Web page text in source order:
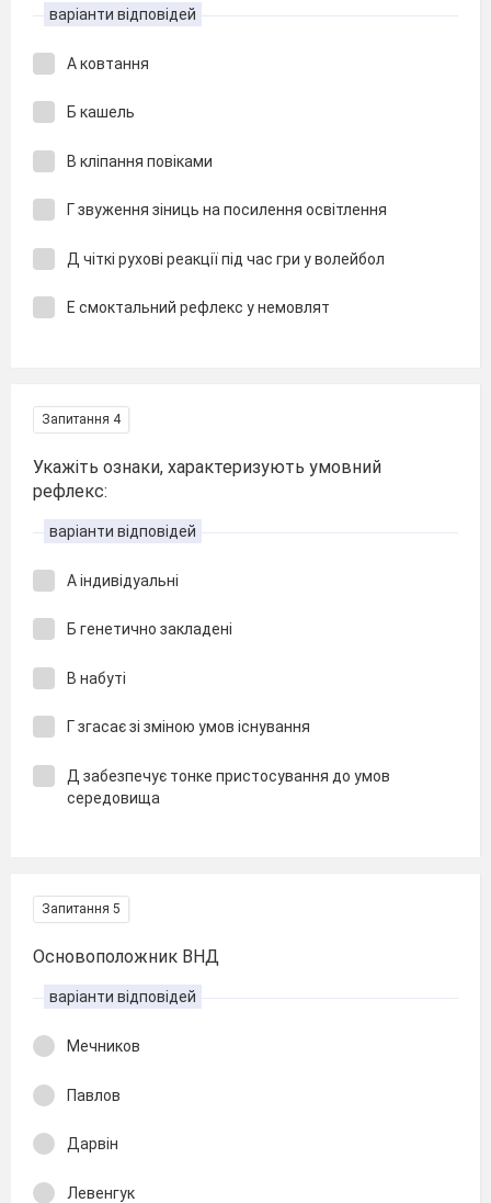
варіанти відповідей
А ковтання
Б кашель
В кліпання повіками
Г звуження зіниць на посилення освітлення
Д чіткі рухові реакції під час гри у волейбол
Е смоктальний рефлекс у немовлят
Запитання 4
Укажіть ознаки, характеризують умовний
рефлекс:
варіанти відповідей
А індивідуальні
Б генетично закладені
В набуті
Г згасає зі зміною умов існування
Д забезпечує тонке пристосування до умов
середовища
Запитання 5
Основоположник ВНД
варіанти відповідей
Мечников
Павлов
Дарвін
Левенгук